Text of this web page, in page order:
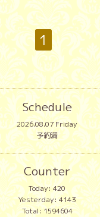
1
Schedule
2026.08.07 Friday
予約満
Counter
Today:420
Yesterday:4143
Total:1594604